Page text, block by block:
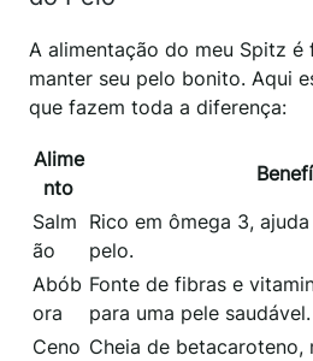
A alimentação do meu Spitz é
manter seu pelo bonito. Aqui
que fazem toda a diferença:
Alime
nto
Salm
ão
Rico em ômega 3,
pelo.
Abób
ora
Fonte de fibras e
para uma pele saudável.
Ceno Cheia de betacaroteno,